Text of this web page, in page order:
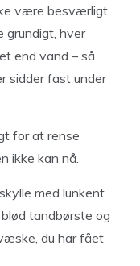
være besværligt.
hver
end vand – så
sidder fast under
for at rense
ikke kan nå.
med lunkent
tandbørste og
du har fået